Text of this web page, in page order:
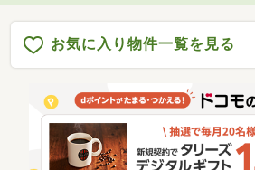
お気に入り物件一覧を見る